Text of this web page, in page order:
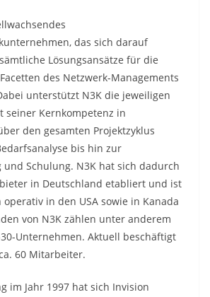
das sich darauf
Lösungsansätze für die
des Netzwerk-Managements
unterstützt N3K die jeweiligen
seiner Kernkompetenz in
den gesamten Projektzyklus
bis hin zur
Schulung. N3K hat sich dadurch
in Deutschland etabliert und ist
in den USA sowie in Kanada
von N3K zählen unter anderem
Unternehmen. Aktuell beschäftigt
60 Mitarbeiter.
im Jahr 1997 hat sich Invision